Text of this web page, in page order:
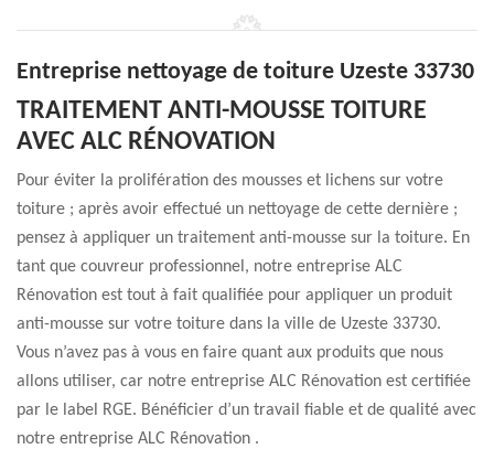
Entreprise nettoyage de toiture Uzeste 33730
TRAITEMENT ANTI-MOUSSE TOITURE
AVEC ALC RÉNOVATION
Pour éviter la prolifération des mousses et lichens sur votre
toiture ; après avoir effectué un nettoyage de cette dernière ;
pensez à appliquer un traitement anti-mousse sur la toiture. En
tant que couvreur professionnel, notre entreprise ALC
Rénovation est tout à fait qualifiée pour appliquer un produit
anti-mousse sur votre toiture dans la ville de Uzeste 33730.
Vous n’avez pas à vous en faire quant aux produits que nous
allons utiliser, car notre entreprise ALC Rénovation est certifiée
par le label RGE. Bénéficier d’un travail fiable et de qualité avec
notre entreprise ALC Rénovation .